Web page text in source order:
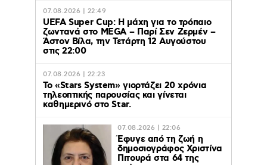
07.08.2026 | 22:49
UEFA Super Cup: Η μάχη για το τρόπαιο
ζωντανά στο MEGA – Παρί Σεν Ζερμέν –
Άστον Βίλα, την Τετάρτη 12 Αυγούστου
στις 22:00
07.08.2026 | 22:23
Το «Stars System» γιορτάζει 20 χρόνια
τηλεοπτικής παρουσίας και γίνεται
καθημερινό στο Star.
07.08.2026 | 22:06
Έφυγε από τη ζωή η
δημοσιογράφος Χριστίνα
Πιτουρά στα 64 της